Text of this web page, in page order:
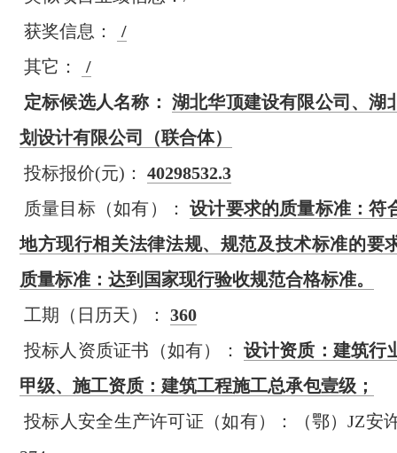
获奖信息：
/
其它：
/
定标候选人名称： 湖北华顶建设有限公司、湖
划设计有限公司（联合体）
投标报价(元)：
40298532.3
质量目标（如有）：
设计要求的质量标准：符
地方现行相关法律法规、规范及技术标准的要
质量标准：达到国家现行验收规范合格标准。
工期（日历天）：
360
投标人资质证书（如有）：
设计资质：建筑行
甲级、施工资质：建筑工程施工总承包壹级；
投标人安全生产许可证（如有）：（鄂）JZ安